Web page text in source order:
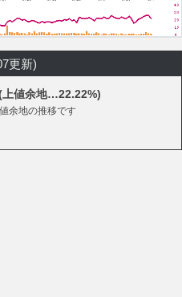
更新)
値余地…22.22%)
余地の推移です